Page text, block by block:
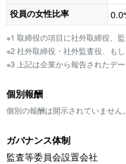
役員の女性比率
※1 取締役の項目に社外取締役、
※2 社外取締役・社外監査役、も
※3 上記は企業から報告されたデ
個別報酬
個別の報酬は開示されていませ
ガバナンス体制
監査等委員会設置会社